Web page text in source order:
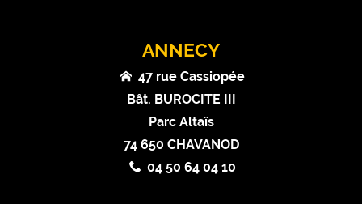
ANNECY
47 rue Cassiopée
Bât. BUROCITE III
Parc Altaïs
74 650 CHAVANOD
04 50 64 04 10